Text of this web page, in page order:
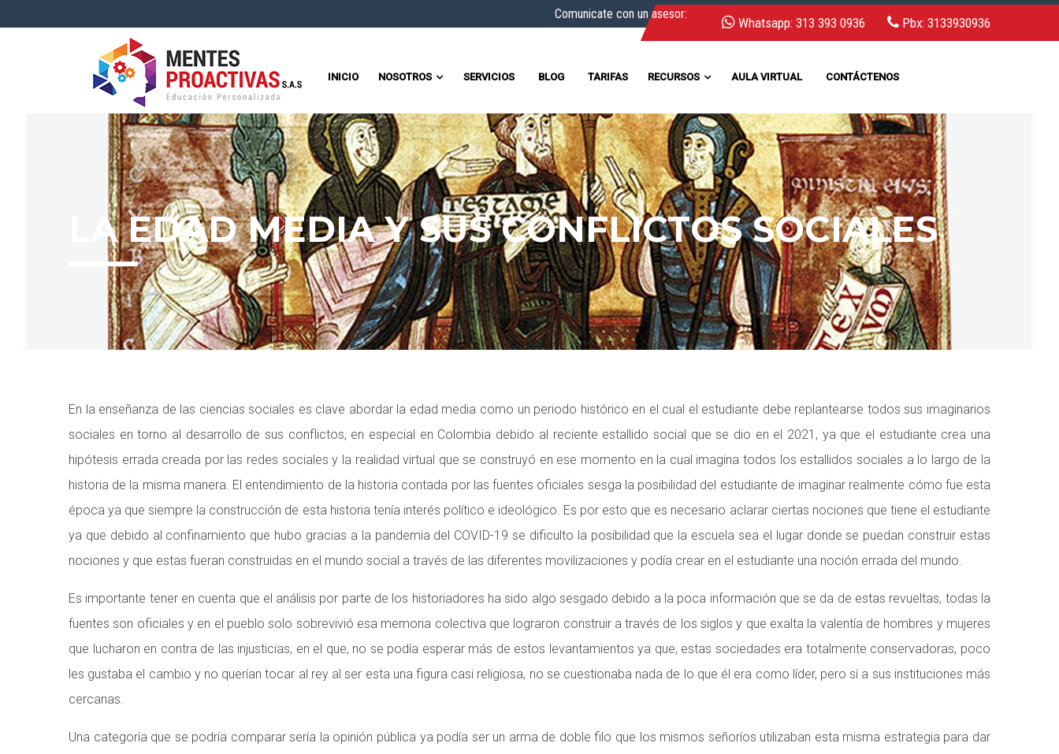
Comunicate con un asesor:
Whatsapp: 313 393 0936 Pbx: 3133930936
INICIO NOSOTROS SERVICIOS BLOG TARIFAS RECURSOS AULA VIRTUAL CONTÁCTENOS
LA EDAD MEDIA Y SUS CONFLICTOS SOCIALES
En la enseñanza de las ciencias sociales es clave abordar la edad media como un periodo histórico en el cual el estudiante debe replantearse todos sus imaginarios
sociales en torno al desarrollo de sus conflictos, en especial en Colombia debido al reciente estallido social que se dio en el 2021, ya que el estudiante crea una
hipótesis errada creada por las redes sociales y la realidad virtual que se construyó en ese momento en la cual imagina todos los estallidos sociales a lo largo de la
historia de la misma manera. El entendimiento de la historia contada por las fuentes oficiales sesga la posibilidad del estudiante de imaginar realmente cómo fue esta
época ya que siempre la construcción de esta historia tenía interés político e ideológico. Es por esto que es necesario aclarar ciertas nociones que tiene el estudiante
ya que debido al confinamiento que hubo gracias a la pandemia del COVID-19 se dificulto la posibilidad que la escuela sea el lugar donde se puedan construir estas
nociones y que estas fueran construidas en el mundo social a través de las diferentes movilizaciones y podía crear en el estudiante una noción errada del mundo.
Es importante tener en cuenta que el análisis por parte de los historiadores ha sido algo sesgado debido a la poca información que se da de estas revueltas, todas la
fuentes son oficiales y en el pueblo solo sobrevivió esa memoria colectiva que lograron construir a través de los siglos y que exalta la valentía de hombres y mujeres
que lucharon en contra de las injusticias, en el que, no se podía esperar más de estos levantamientos ya que, estas sociedades era totalmente conservadoras, poco
les gustaba el cambio y no querían tocar al rey al ser esta una figura casi religiosa, no se cuestionaba nada de lo que él era como líder, pero sí a sus instituciones más
cercanas.
Una categoría que se podría comparar sería la opinión pública ya podía ser un arma de doble filo que los mismos señoríos utilizaban esta misma estrategia para dar